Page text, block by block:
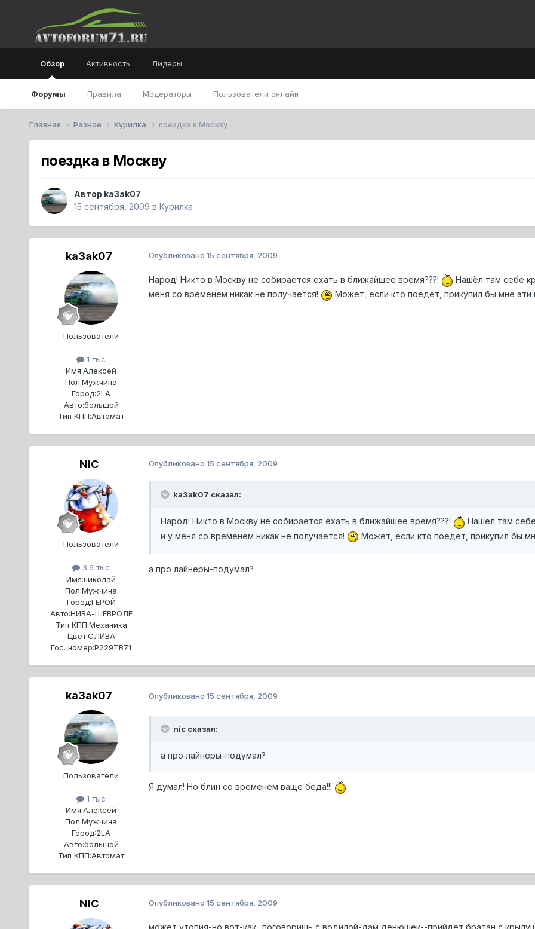
Обзор
Форумы Правила Модераторы Пользователи онлайн
Активность Лидеры
Главная Разное Курилка поездка в Москву
поездка в Москву
Автор ka3ak07
15 сентября, 2009 в Курилка
ka3ak07
Пользователи
1 тыс
Имя:Алексей
Пол:Мужчина
Город:2LA
Авто:большой
Тип КПП:Автомат
Опубликовано 15 сентября, 2009
Народ! Никто в Москву не собирается ехать в ближайшее время???!
Нашёл там себе
меня со временем никак не получается!
Может, если кто поедет, прикупил бы мне эти
NIC
Пользователи
3.6 тыс
Имя:николай
Пол:Мужчина
Город:ГЕРОЙ
Авто:НИВА-ШЕВРОЛЕ
Тип КПП:Механика
Цвет:СЛИВА
Гос. номер:Р229ТВ71
Опубликовано 15 сентября, 2009
ka3ak07 сказал:
Народ! Никто в Москву не собирается ехать в ближайшее время???!
Нашёл там
и у меня со временем никак не получается!
Может, если кто поедет, прикупил бы
а про лайнеры-подумал?
ka3ak07
Пользователи
1 тыс
Имя:Алексей
Пол:Мужчина
Город:2LA
Авто:большой
Тип КПП:Автомат
Опубликовано 15 сентября, 2009
nic сказал:
а про лайнеры-подумал?
Я думал! Но блин со временем ваще беда!!!
NIC Опубликовано 15 сентября, 2009
может утопия-но вот-как ..поговоришь с водилой-дам денюшек--прийдёт братан с